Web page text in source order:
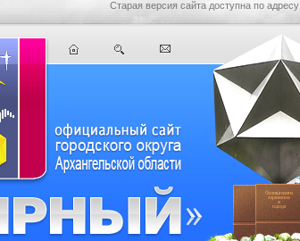
Старая версия сайта доступна по адресу